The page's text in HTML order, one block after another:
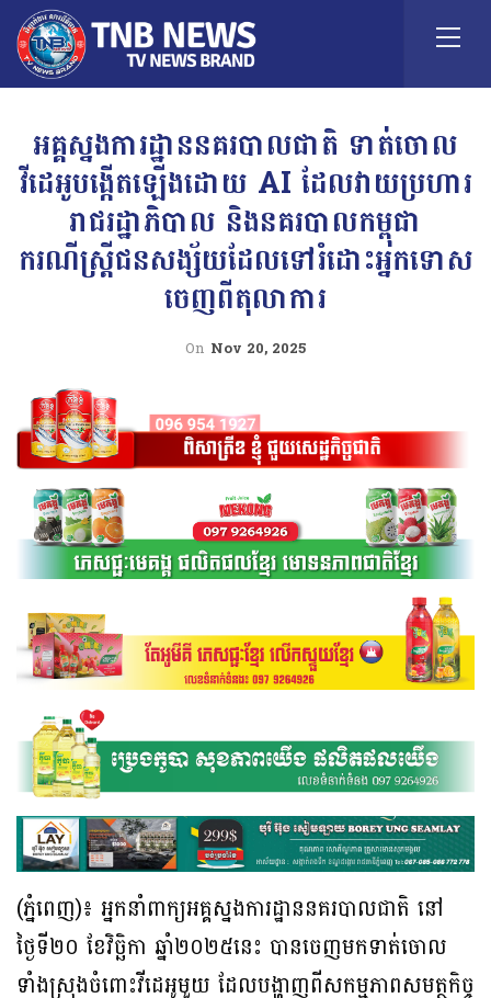
អគ្គស្នងការដ្ឋាននគរបាលជាតិ ទាត់ចោល
វីដេអូបង្កើតឡើងដោយ AI ដែលវាយប្រហារ
រាជរដ្ឋាភិបាល និងនគរបាលកម្ពុជា
ករណីស្ដ្រីជនសង្ស័យដែលទៅរំដោះអ្នកទោស
ចេញពីតុលាការ
On Nov 20, 2025
(ភ្នំពេញ)៖ អ្នកនាំពាក្យអគ្គស្នងការដ្ឋាននគរបាលជាតិ នៅ
ថ្ងៃទី២០ ខែវិច្ឆិកា ឆ្នាំ២០២៥នេះ បានចេញមកទាត់ចោល
ទាំងស្រុងចំពោះវីដេអូមួយ ដែលបង្ហាញពីសកម្មភាពសមត្ថកិច្ច